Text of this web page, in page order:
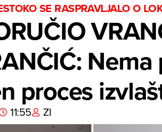
SE RASPRAVLJALO O
proces
11:55 ZI